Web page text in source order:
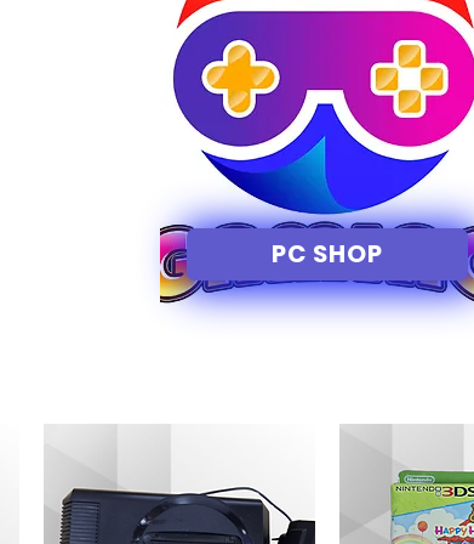
PC SHOP